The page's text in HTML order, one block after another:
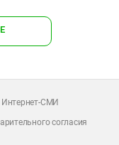
СМИ
согласия